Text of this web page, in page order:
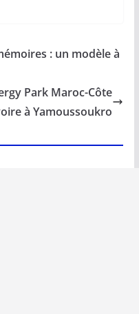
y
n
k
g
: un modèle à
Park Maroc-Côte
à Yamoussoukro